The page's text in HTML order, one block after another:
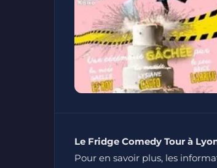
Le Fridge Comedy Tour à
Pour en savoir plus, les